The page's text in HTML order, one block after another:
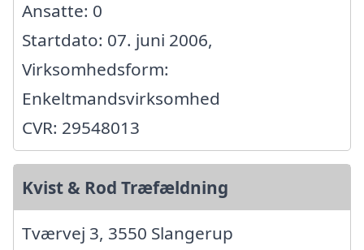
Ansatte: 0
Startdato: 07. juni 2006,
Virksomhedsform:
Enkeltmandsvirksomhed
CVR: 29548013
Kvist & Rod Træfældning
Tværvej 3, 3550 Slangerup